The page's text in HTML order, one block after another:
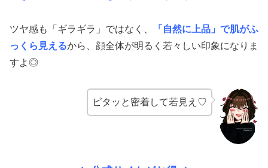
ツヤ感も「ギラギラ」ではなく、
「自然に上品」で肌がふ
っくら見えるから、顔全体が明るく若々しい印象になりま
すよ◎
ピタッと密着して若見え♡